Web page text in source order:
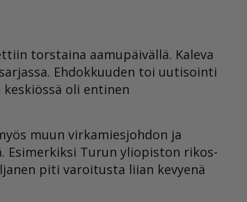
torstaina aamupäivällä. Kaleva
Ehdokkuuden toi uutisointi
oli entinen
muun virkamiesjohdon ja
Turun yliopiston rikos-
piti varoitusta liian kevyenä